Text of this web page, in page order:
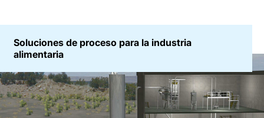
Soluciones de proceso para la industria
alimentaria